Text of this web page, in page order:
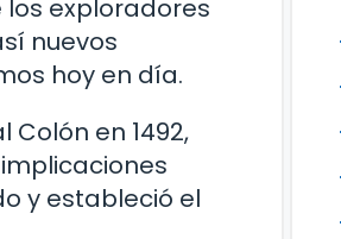
exploradores
nuevos
hoy en día.
en 1492,
y estableció el